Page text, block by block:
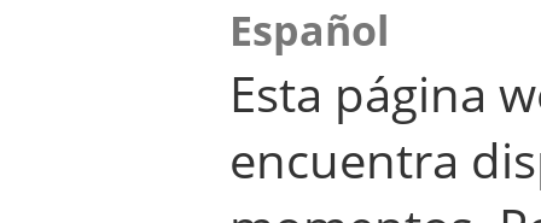
Español
Esta página
encuentra